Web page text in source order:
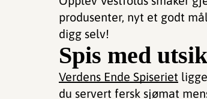
produsenter, nyt et godt
digg selv!
Spis med
Verdens Ende Spiseriet
du servert fersk sjømat